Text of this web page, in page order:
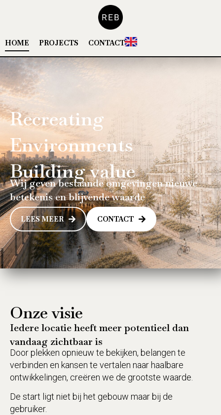
HOME PROJECTS CONTACT
Recreating
Environments
Buildingvalue
Wijgevenbestaandeomgevingennieuwe
betekenisenblijvendewaarde
LEES MEER CONTACT
Onze visie
Iederelocatieheeftmeer potentieel dan
vandaag zichtbaar is
Door plekken opnieuw te bekijken, belangen te
verbinden en kansen te vertalen naar haalbare
ontwikkelingen, creëren we de grootste waarde.
De start ligt niet bij het gebouw maar bij de
gebruiker.